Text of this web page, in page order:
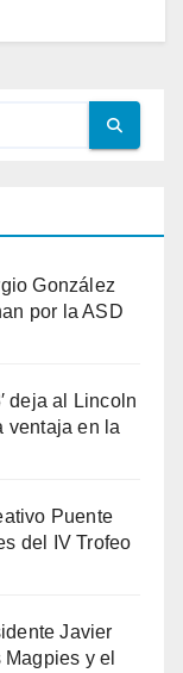
González
por la ASD
deja al Lincoln
ventaja en la
Puente
del IV Trofeo
Javier
Magpies y el